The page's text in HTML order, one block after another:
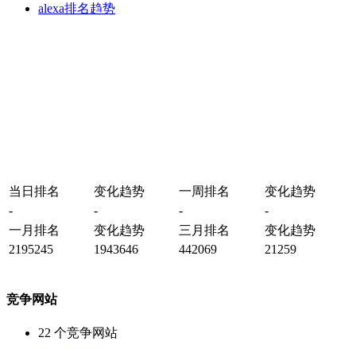
alexa排名趋势
当日排名 变化趋势 一周排名
变化趋势
-
- -
-
一月排名
变化趋势 三月排名
变化趋势
2195245
1943646 442069 21259
竞争网站
22 个竞争网站